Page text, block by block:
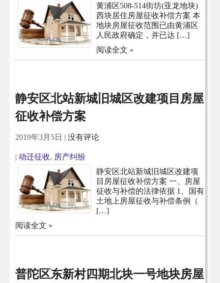
黄浦区508-514街坊(亚龙地块)
西块居住房屋征收补偿方案 本
地块房屋征收范围已由黄浦区
人民政府确定，并已达 […]
阅读全文 »
静安区北站新城旧城区改建项目房屋
征收补偿方案
2019年3月5日 | 没有评论
| 动迁征收, 房产纠纷
静安区北站新城旧城区改建项
目房屋征收补偿方案 一、房屋
征收与补偿的法律依据 1、国有
土地上房屋征收与补偿条例（
[…]
阅读全文 »
普陀区东新村四期北块一号地块房屋